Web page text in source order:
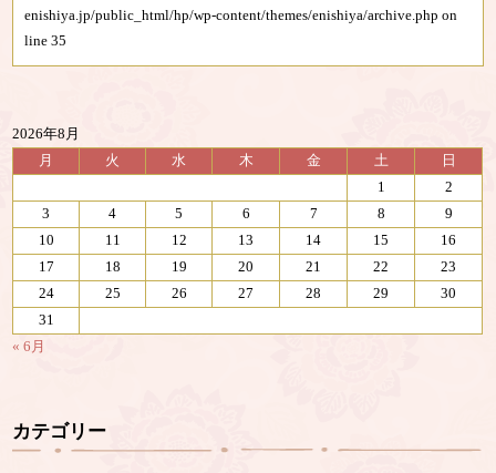
enishiya.jp/public_html/hp/wp-content/themes/enishiya/archive.php on
line35
2026年8月
月
火 水 木 金 土
日
1
2
3
4 5 6 7 8
9
10
11 12 13 14 15
16
17
18 19 20 21 22
23
24
25 26 27 28 29
30
31
« 6月
カテゴリー